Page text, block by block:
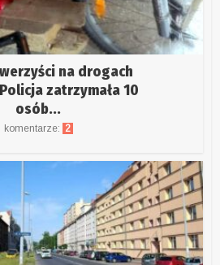
na drogach
zatrzymała 10
osób...
komentarze: 2